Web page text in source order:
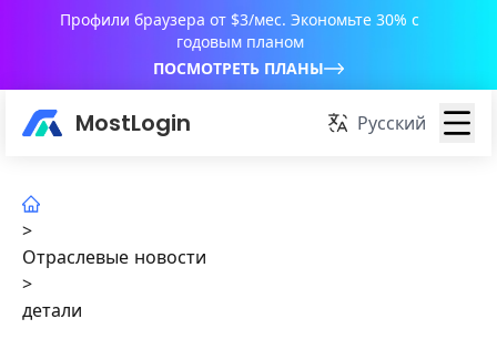
Профили браузера от $3/мес. Экономьте 30% с
годовым планом
ПОСМОТРЕТЬ ПЛАНЫ
MostLogin Русский
>
Отраслевые новости
>
детали